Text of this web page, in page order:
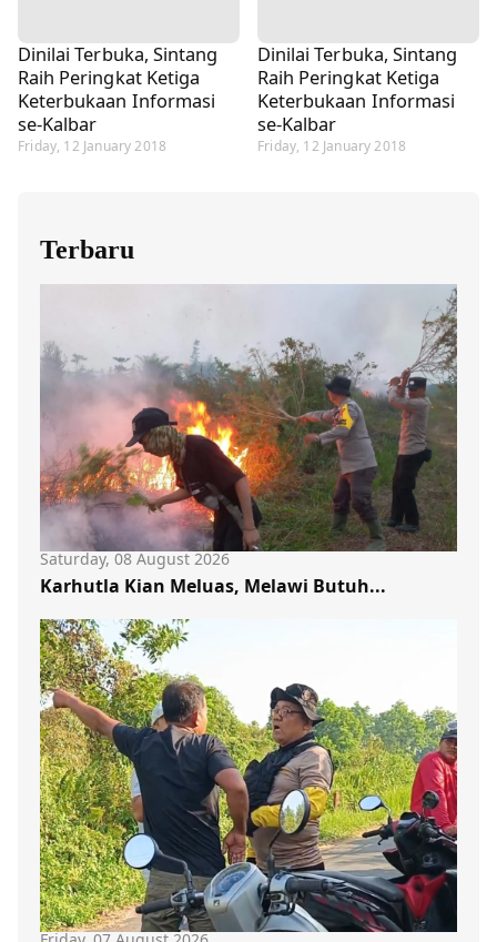
Dinilai Terbuka, Sintang
Raih Peringkat Ketiga
Keterbukaan Informasi
se-Kalbar
Friday, 12 January 2018
Dinilai Terbuka, Sintang
Raih Peringkat Ketiga
Keterbukaan Informasi
se-Kalbar
Friday, 12 January 2018
Terbaru
Saturday, 08 August 2026
Karhutla Kian Meluas, Melawi Butuh...